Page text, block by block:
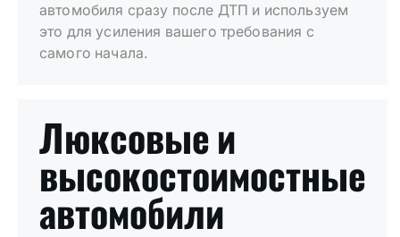
автомобиля сразу после ДТП и используем
это для усиления вашего требования с
самого начала.
Люксовые и
высокостоимостные
автомобили